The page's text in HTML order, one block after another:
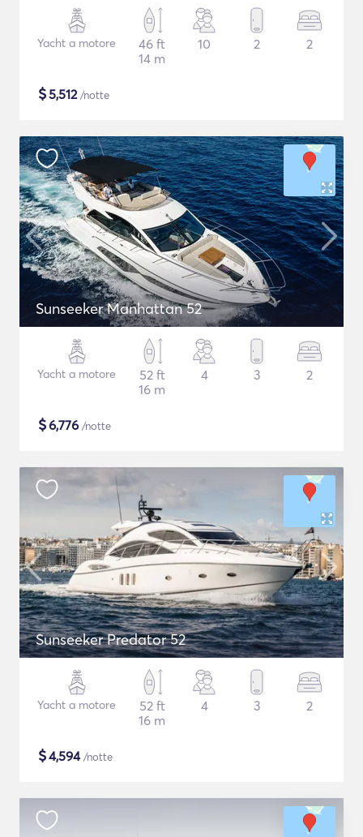
Yacht a motore
46 ft
14 m
10 2 2
$5,512/notte
Sunseeker Manhattan 52
Yacht a motore
52 ft
16 m
4 3 2
$6,776 /notte
Sunseeker Predator 52
Yacht a motore
52 ft
16 m
4 3 2
$4,594/notte